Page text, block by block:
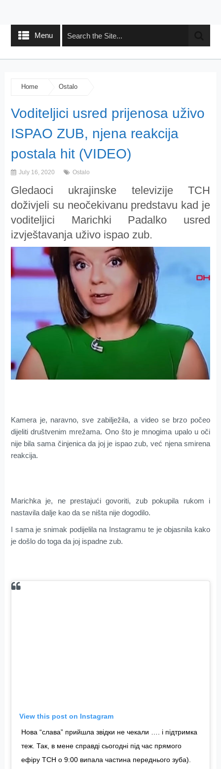
Menu
Home Ostalo
Voditeljici usred prijenosa uživo
ISPAO ZUB, njena reakcija
postala hit (VIDEO)
July 16, 2020 Ostalo
Gledaoci ukrajinske televizije TCH
doživjeli su neočekivanu predstavu kad je
voditeljici Marichki Padalko usred
izvještavanja uživo ispao zub.
Kamera je, naravno, sve zabilježila, a video se brzo počeo
dijeliti društvenim mrežama. Ono što je mnogima upalo u oči
nije bila sama činjenica da joj je ispao zub, već njena smirena
reakcija.
Marichka je, ne prestajući govoriti, zub pokupila rukom i
nastavila dalje kao da se ništa nije dogodilo.
I sama je snimak podijelila na Instagramu te je objasnila kako
je došlo do toga da joj ispadne zub.
View this post on Instagram
Нова “слава” прийшла звідки не чекали …. і підтримка
теж. Так, в мене справді сьогодні під час прямого
ефіру ТСН о 9:00 випала частина переднього зуба).